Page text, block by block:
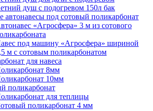
душ с подогревом 150л бак
автонавесы под сотовый поликарбонат
«Агросфера» 3 м из сотового
под машину «Агросфера» шириной
м с сотовым поликарбонатом
для навеса
8мм
10мм
поликарбонат
для теплицы
поликарбонат 4 мм